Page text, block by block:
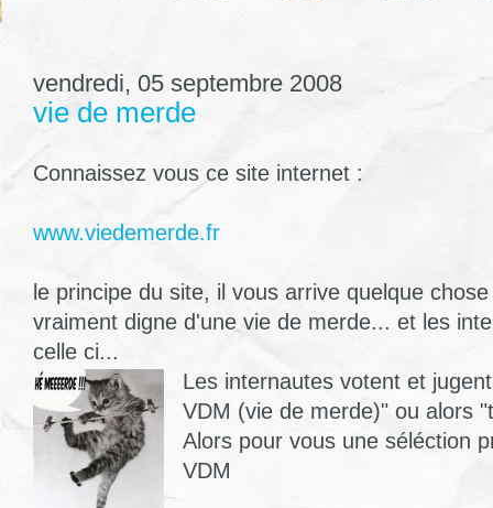
vendredi, 05 septembre 2008
vie de merde
Connaissez vous ce site internet :
www.viedemerde.fr
le principe du site, il vous arrive quelque
vraiment digne d'une vie de merde... et les
celle ci...
Les internautes votent et
VDM (vie de merde)" ou alors
Alors pour vous une séléction
VDM